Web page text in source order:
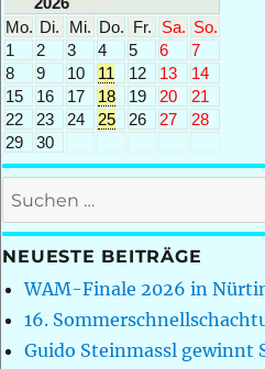
Mo. Di. Mi. Do. Fr. Sa. So.
1
2 3 4 5 6
7
8
9 10 11 12 13
14
15
16 17 18 19 20
21
22
23 24 25 26 27
28
29
30
Suchen
nach:
NEUESTE BEITRÄGE
WAM-Finale 2026 in
16.
Guido Steinmassl gewinnt